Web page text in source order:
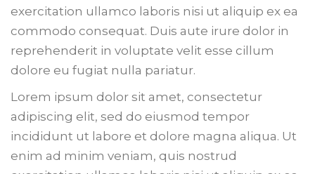
exercitation ullamco laboris nisi ut aliquip ex ea
commodo consequat. Duis aute irure dolor in
reprehenderit in voluptate velit esse cillum
dolore eu fugiat nulla pariatur.
Lorem ipsum dolor sit amet, consectetur
adipiscing elit, sed do eiusmod tempor
incididunt ut labore et dolore magna aliqua. Ut
enim ad minim veniam, quis nostrud